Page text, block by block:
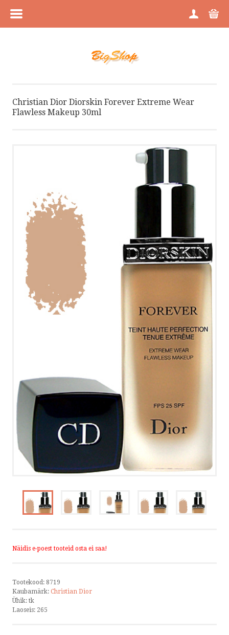
BLOGI GALERII VAATENA
KONTAKT
TELLIMISTINGIMUSED
VÕTA ÜHENDUST
SMS
FACEBOOK
Christian Dior Diorskin Forever Extreme Wear
Flawless Makeup 30ml
Näidis e-poest tooteid osta ei saa!
Tootekood: 8719
Kaubamärk: Christian Dior
Ühik: tk
Laoseis: 265